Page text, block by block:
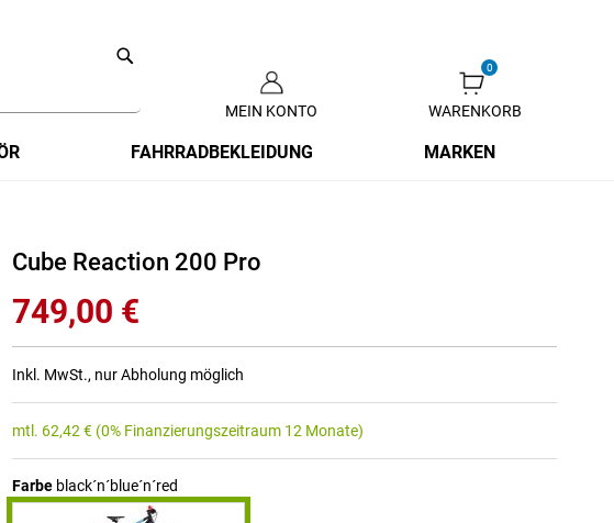
Inhalt
MEIN KONTO WARENKORB
FAHRRADBEKLEIDUNG MARKEN
Cube Reaction 200 Pro
749,00 €
Inkl. MwSt., nur Abholung möglich
mtl. 62,42 € (0% Finanzierungszeitraum 12 Monate)
Farbe black´n´blue´n´red